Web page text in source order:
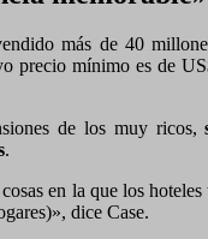
más de 40
precio mínimo es de
de los muy ricos,
.
en la que los
dice Case.